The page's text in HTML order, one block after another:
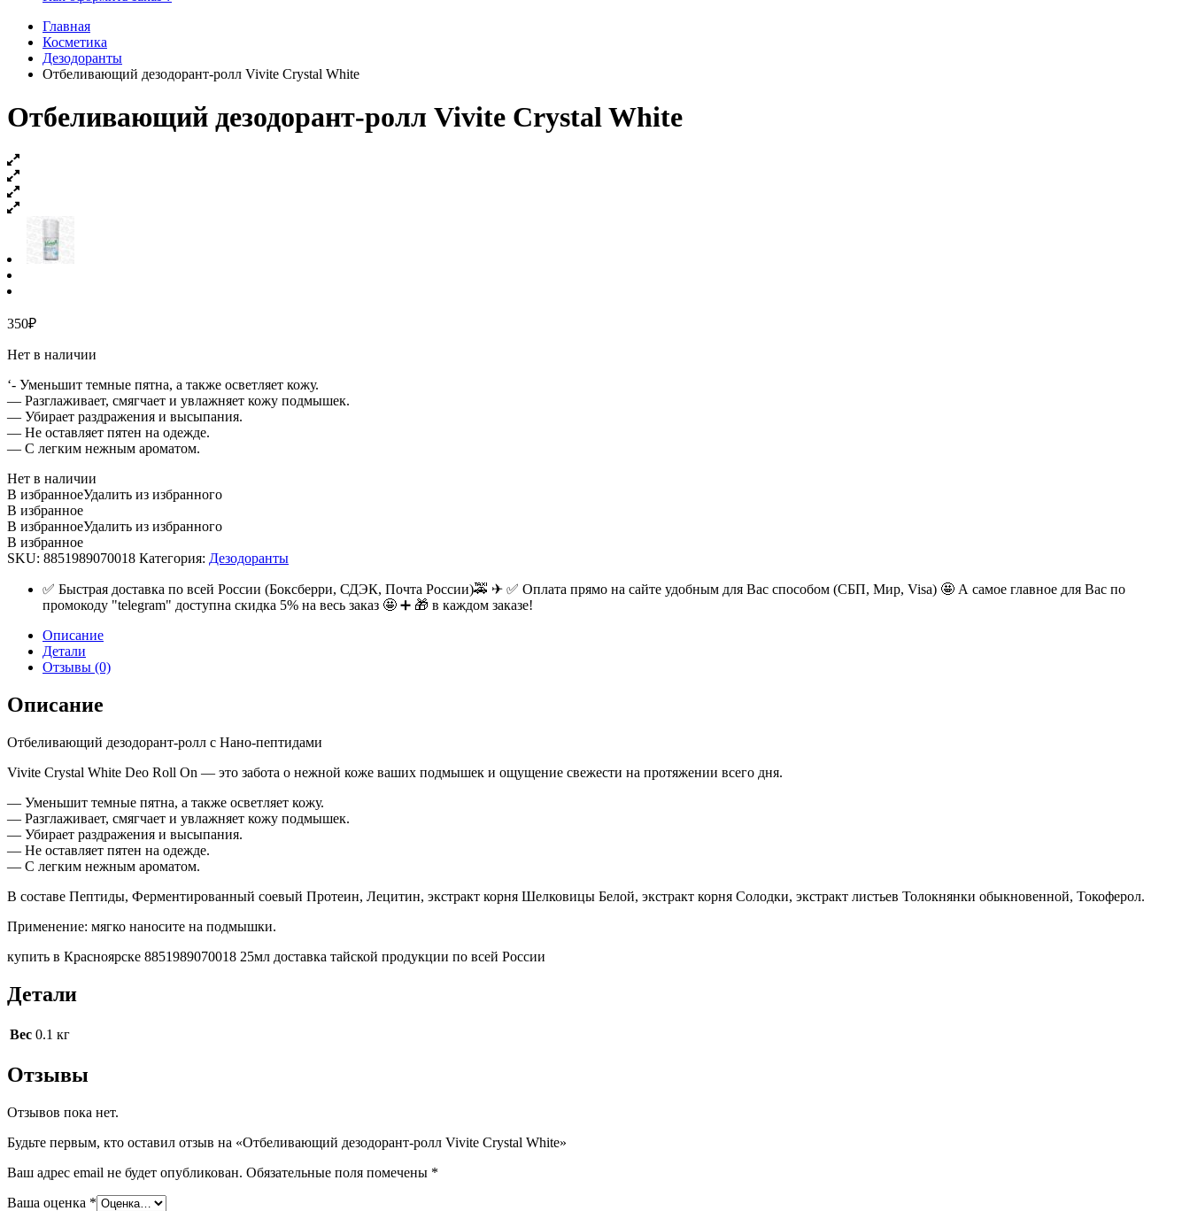
Главная
Косметика
Дезодоранты
Отбеливающий дезодорант-ролл Vivite Crystal White
Отбеливающий дезодорант-ролл Vivite Crystal White
350₽
Нет в наличии
‘- Уменьшит темные пятна, а также осветляет кожу.
— Разглаживает, смягчает и увлажняет кожу подмышек.
— Убирает раздражения и высыпания.
— Не оставляет пятен на одежде.
— С легким нежным ароматом.
Нет в наличии
В избранноеУдалить из избранного
В избранное
В избранноеУдалить из избранного
В избранное
SKU: 8851989070018 Категория: Дезодоранты
✅ Быстрая доставка по всей России (Боксберри, СДЭК, Почта России)🚕 ✈ ✅ Оплата прямо на сайте удобным для Вас способом (СБП, Мир, Visa) 🤩 А самое главное для Вас по
промокоду "telegram" доступна скидка 5% на весь заказ 🤩 ➕ 🎁 в каждом заказе!
Описание
Детали
Отзывы (0)
Описание
Отбеливающий дезодорант-ролл с Нано-пептидами
Vivite Crystal White Deo Roll On — это забота о нежной коже ваших подмышек и ощущение свежести на протяжении всего дня.
— Уменьшит темные пятна, а также осветляет кожу.
— Разглаживает, смягчает и увлажняет кожу подмышек.
— Убирает раздражения и высыпания.
— Не оставляет пятен на одежде.
— С легким нежным ароматом.
В составе Пептиды, Ферментированный соевый Протеин, Лецитин, экстракт корня Шелковицы Белой, экстракт корня Солодки, экстракт листьев Толокнянки обыкновенной, Токоферол.
Применение: мягко наносите на подмышки.
купить в Красноярске 8851989070018 25мл доставка тайской продукции по всей России
Детали
Вес 0.1 кг
Отзывы
Отзывов пока нет.
Будьте первым, кто оставил отзыв на «Отбеливающий дезодорант-ролл Vivite Crystal White»
Ваш адрес email не будет опубликован. Обязательные поля помечены *
Ваша оценка *